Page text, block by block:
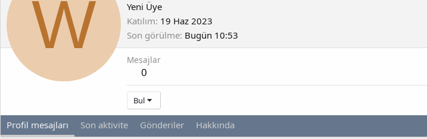
W
Yeni Üye
Katılım 19 Haz 2023
Son görülme Bugün 10:53
Mesajlar
0
Bul
Profil mesajları Son aktivite Gönderiler Hakkında